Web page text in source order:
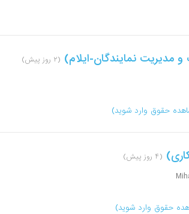
نمایندگان-ایلام) (۲ روز پیش)
حقوق وارد شوید)
(۴ روز پیش)
حقوق وارد شوید)